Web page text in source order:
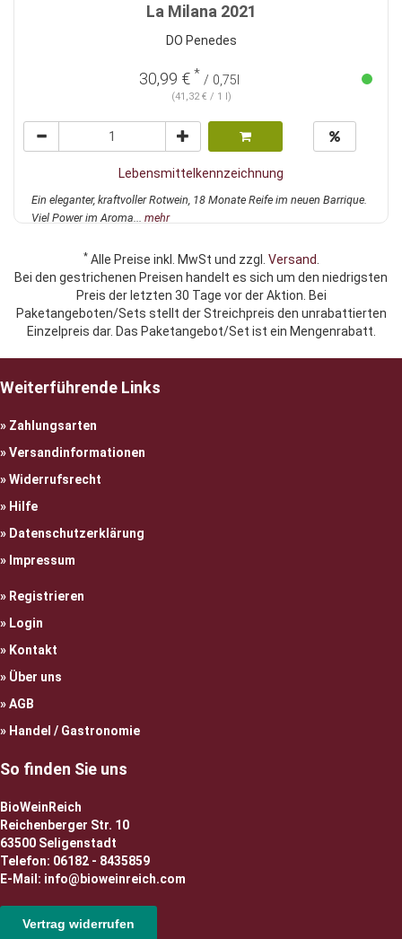
La Milana 2021
DO Penedes
30,99 € * / 0,75l
(41,32 € / 1 l)
Lebensmittelkennzeichnung
Ein eleganter, kraftvoller Rotwein, 18 Monate Reife im neuen Barrique.
Viel Power im Aroma... mehr
*Alle Preise inkl. MwSt und zzgl. Versand.
Bei den gestrichenen Preisen handelt es sich um den niedrigsten
Preis der letzten 30 Tage vor der Aktion. Bei
Paketangeboten/Sets stellt der Streichpreis den unrabattierten
Einzelpreis dar. Das Paketangebot/Set ist ein Mengenrabatt.
Weiterführende Links
Zahlungsarten
Versandinformationen
Widerrufsrecht
Hilfe
Datenschutzerklärung
Impressum
Registrieren
Login
Kontakt
Über uns
AGB
Handel / Gastronomie
So finden Sie uns
BioWeinReich
Reichenberger Str. 10
63500 Seligenstadt
Telefon: 06182 - 8435859
E-Mail: info@bioweinreich.com
Vertrag widerrufen